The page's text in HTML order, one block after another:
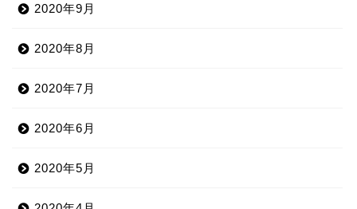
2020年9月
2020年8月
2020年7月
2020年6月
2020年5月